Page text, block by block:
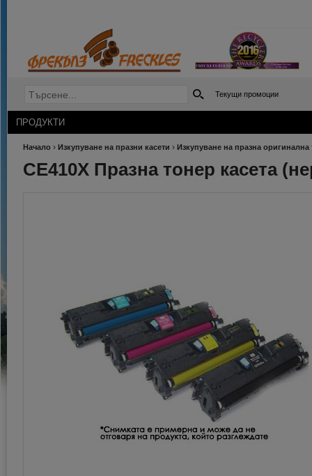
Текущи промоции
ПРОДУКТИ
Начало › Изкупуване на празни касети › Изкупуване на празна
CE410X Празна тонер касета